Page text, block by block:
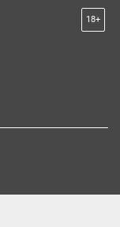
18+